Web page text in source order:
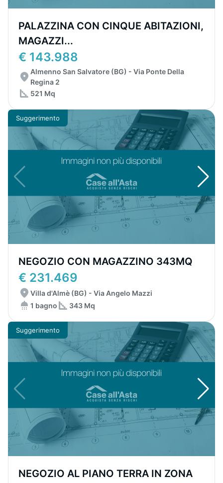
PALAZZINA CON CINQUE ABITAZIONI,
MAGAZZI...
€ 143.988
Almenno San Salvatore (BG) - Via Ponte Della
Regina 2
521 Mq
Suggerimento
NEGOZIO CON MAGAZZINO 343MQ
€ 231.469
Villa d'Almè (BG) - Via Angelo Mazzi
1 bagno
343 Mq
Suggerimento
NEGOZIO AL PIANO TERRA IN ZONA